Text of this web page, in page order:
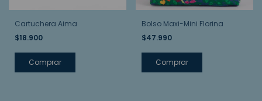
Cartuchera Aima
$18.900
Bolso Maxi-Mini Florina
$47.990